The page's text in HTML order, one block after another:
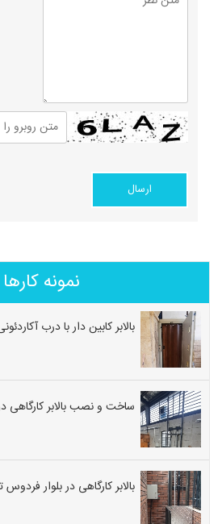
نمونه کارها
بالابر کابین دار با درب
ساخت و نصب بالابر کارگاهی
بالابر کارگاهی در بلوار فردوس